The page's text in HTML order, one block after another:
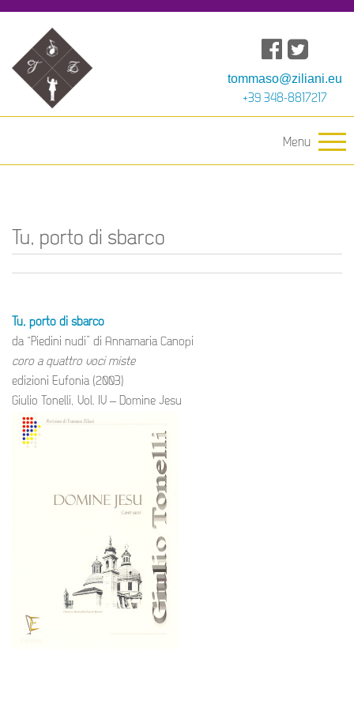
tommaso@ziliani.eu
+39 348-8817217
Menu
Tu, porto di sbarco
Tu, porto di sbarco
da “Piedini nudi” di Annamaria Canopi
coro a quattro voci miste
edizioni Eufonia (2003)
Giulio Tonelli, Vol. IV – Domine Jesu